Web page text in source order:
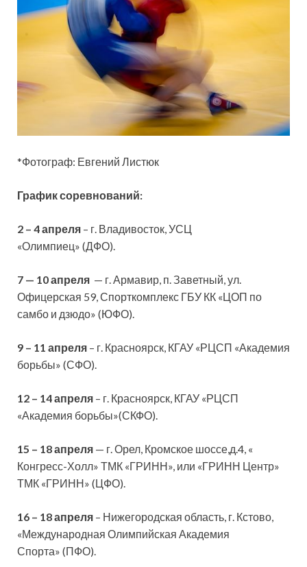
*Фотограф: Евгений Листюк
График соревнований:
2 – 4 апреля – г. Владивосток, УСЦ
«Олимпиец» (ДФО).
7 — 10 апреля — г. Армавир, п. Заветный, ул.
Офицерская 59, Спорткомплекс ГБУ КК «ЦОП по
самбо и дзюдо» (ЮФО).
9 – 11 апреля – г. Красноярск, КГАУ «РЦСП «Академия
борьбы» (СФО).
12 – 14 апреля – г. Красноярск, КГАУ «РЦСП
«Академия борьбы»(СКФО).
15 – 18 апреля — г. Орел, Кромское шоссе,д.4, «
Конгресс-Холл» ТМК «ГРИНН», или «ГРИНН Центр»
ТМК «ГРИНН» (ЦФО).
16 – 18 апреля – Нижегородская область, г. Кстово,
«Международная Олимпийская Академия
Спорта» (ПФО).